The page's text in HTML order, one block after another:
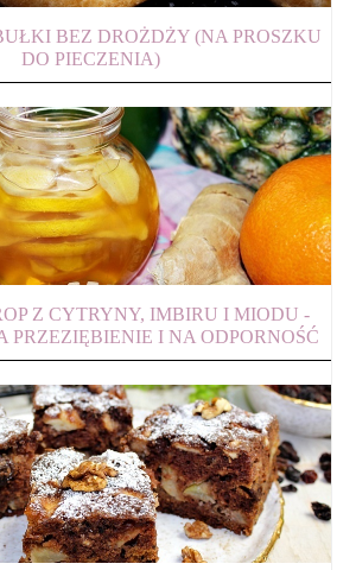
BEZ DROŻDŻY (NA PROSZKU
DO PIECZENIA)
Z CYTRYNY, IMBIRU I MIODU -
PRZEZIĘBIENIE I NA ODPORNOŚĆ